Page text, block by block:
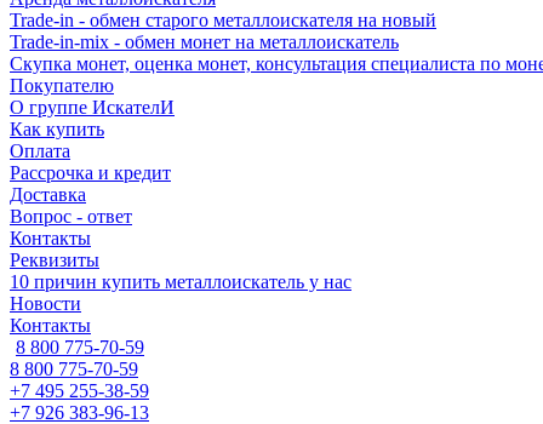
Trade-in - обмен старого металлоискателя на новый
Trade-in-mix - обмен монет на металлоискатель
Скупка монет, оценка монет, консультация специалиста по
Покупателю
О группе ИскателИ
Как купить
Оплата
Рассрочка и кредит
Доставка
Вопрос - ответ
Контакты
Реквизиты
10 причин купить металлоискатель у нас
Новости
Контакты
8 800 775-70-59
8 800 775-70-59
+7 495 255-38-59
+7 926 383-96-13